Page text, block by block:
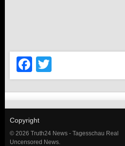
Facebook
Copyright
© 2026 Truth24 News - Tagesschau Real
Uncensored News.